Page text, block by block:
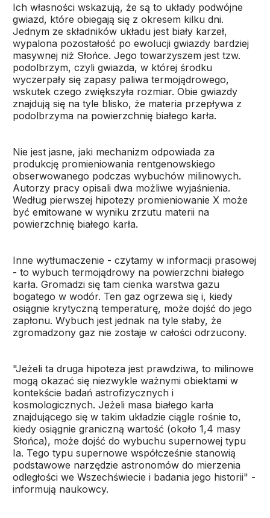
Ich własności wskazują, że są to układy podwójne
gwiazd, które obiegają się z okresem kilku dni.
Jednym ze składników układu jest biały karzeł,
wypalona pozostałość po ewolucji gwiazdy bardziej
masywnej niż Słońce. Jego towarzyszem jest tzw.
podolbrzym, czyli gwiazda, w której środku
wyczerpały się zapasy paliwa termojądrowego,
wskutek czego zwiększyła rozmiar. Obie gwiazdy
znajdują się na tyle blisko, że materia przepływa z
podolbrzyma na powierzchnię białego karła.
Nie jest jasne, jaki mechanizm odpowiada za
produkcję promieniowania rentgenowskiego
obserwowanego podczas wybuchów milinowych.
Autorzy pracy opisali dwa możliwe wyjaśnienia.
Według pierwszej hipotezy promieniowanie X może
być emitowane w wyniku zrzutu materii na
powierzchnię białego karła.
Inne wytłumaczenie - czytamy w informacji prasowej
- to wybuch termojądrowy na powierzchni białego
karła. Gromadzi się tam cienka warstwa gazu
bogatego w wodór. Ten gaz ogrzewa się i, kiedy
osiągnie krytyczną temperaturę, może dojść do jego
zapłonu. Wybuch jest jednak na tyle słaby, że
zgromadzony gaz nie zostaje w całości odrzucony.
"Jeżeli ta druga hipoteza jest prawdziwa, to milinowe
mogą okazać się niezwykle ważnymi obiektami w
kontekście badań astrofizycznych i
kosmologicznych. Jeżeli masa białego karła
znajdującego się w takim układzie ciągle rośnie to,
kiedy osiągnie graniczną wartość (około 1,4 masy
Słońca), może dojść do wybuchu supernowej typu
Ia. Tego typu supernowe współcześnie stanowią
podstawowe narzędzie astronomów do mierzenia
odległości we Wszechświecie i badania jego historii" -
informują naukowcy.